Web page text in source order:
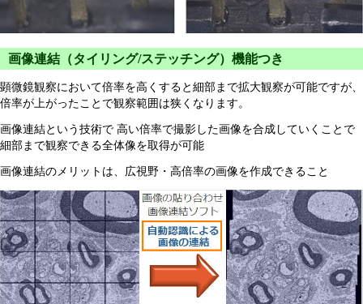
画像連結（タイリング/ステッチング）機能つき
顕微鏡観察において倍率を高くすると細部まで拡大観察が可能ですが、
倍率が上がったことで観察範囲は狭くなります。
画像連結という技術で 高い倍率で撮影した画像を合成していくことで
細部まで観察できる全体像を取得が可能
画像連結のメリットは、広視野・高倍率の画像を作成できること